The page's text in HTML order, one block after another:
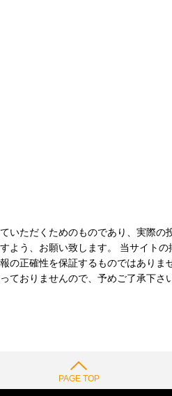
いただくためのものであり、実際の
よう、お願い致します。 当サイトの
の正確性を保証するものではありま
ておりませんので、予めご了承下さい
PAGE TOP